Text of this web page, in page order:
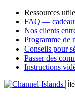
Ressources
FAQ —
Nos clients
Programme de
Conseils pour
Passer des
Instructions